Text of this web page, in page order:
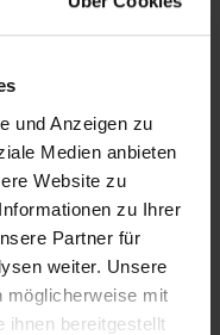
und Anzeigen zu
Medien anbieten
Website zu
zu Ihrer
Partner für
weiter. Unsere
möglicherweise mit
ihnen bereitgestellt
Tiere fern
Luft und